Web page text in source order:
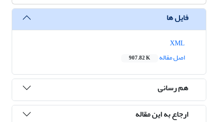
فایل ها
اصل مقاله
907.82 K
هم رسانی
ارجاع به این مقاله